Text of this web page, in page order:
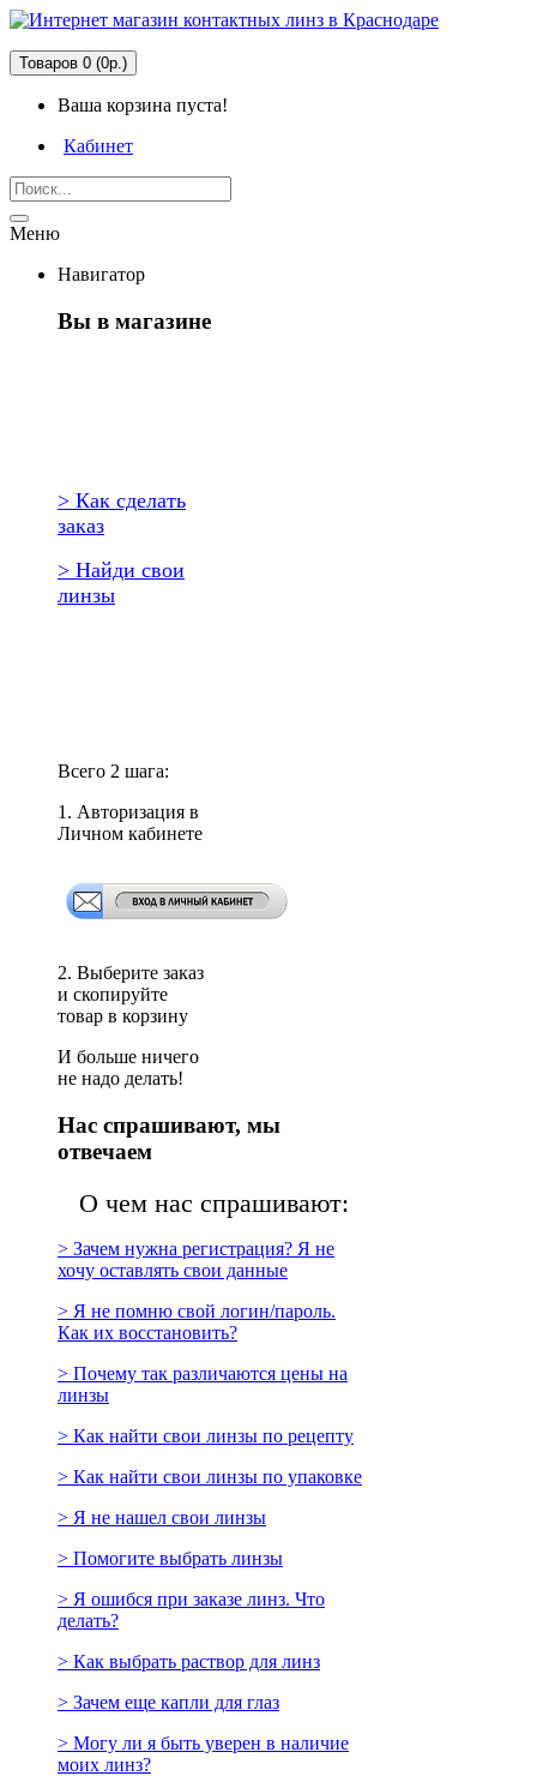
Товаров 0 (0р.)
Ваша корзина пуста!
Кабинет
Меню
Навигатор
Вы в магазине
> Как сделать
заказ
> Найди свои
линзы
Всего 2 шага:
1. Авторизация в
Личном кабинете
2. Выберите заказ
и скопируйте
товар в корзину
И больше ничего
не надо делать!
Нас спрашивают, мы
отвечаем
О чем нас спрашивают:
> Зачем нужна регистрация? Я не
хочу оставлять свои данные
> Я не помню свой логин/пароль.
Как их восстановить?
> Почему так различаются цены на
линзы
> Как найти свои линзы по рецепту
> Как найти свои линзы по упаковке
> Я не нашел свои линзы
> Помогите выбрать линзы
> Я ошибся при заказе линз. Что
делать?
> Как выбрать раствор для линз
> Зачем еще капли для глаз
> Могу ли я быть уверен в наличие
моих линз?